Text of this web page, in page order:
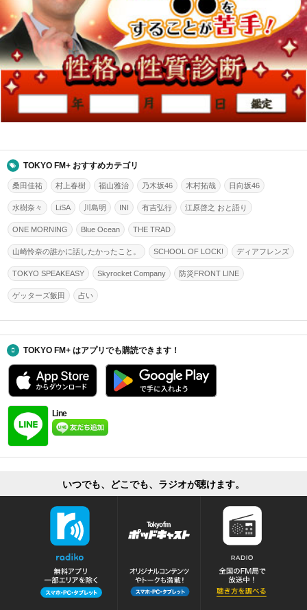
TOKYO FM+ おすすめカテゴリ
桑田佳祐 村上春樹 福山雅治 乃木坂46 木村拓哉 日向坂46
水樹奈々 LiSA 川島明 INI 有吉弘行 江原啓之 おと語り
ONE MORNING Blue Ocean THE TRAD
山崎怜奈の誰かに話したかったこと。 SCHOOL OF LOCK! ディアフレンズ
TOKYO SPEAKEASY Skyrocket Company 防災FRONT LINE
ゲッターズ飯田 占い
TOKYO FM+ はアプリでも購読できます！
Line
いつでも、どこでも、ラジオが聴けます。